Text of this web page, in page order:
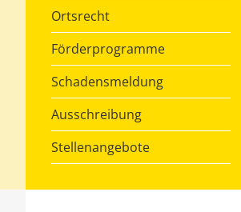
Ortsrecht
Förderprogramme
Schadensmeldung
Ausschreibung
Stellenangebote